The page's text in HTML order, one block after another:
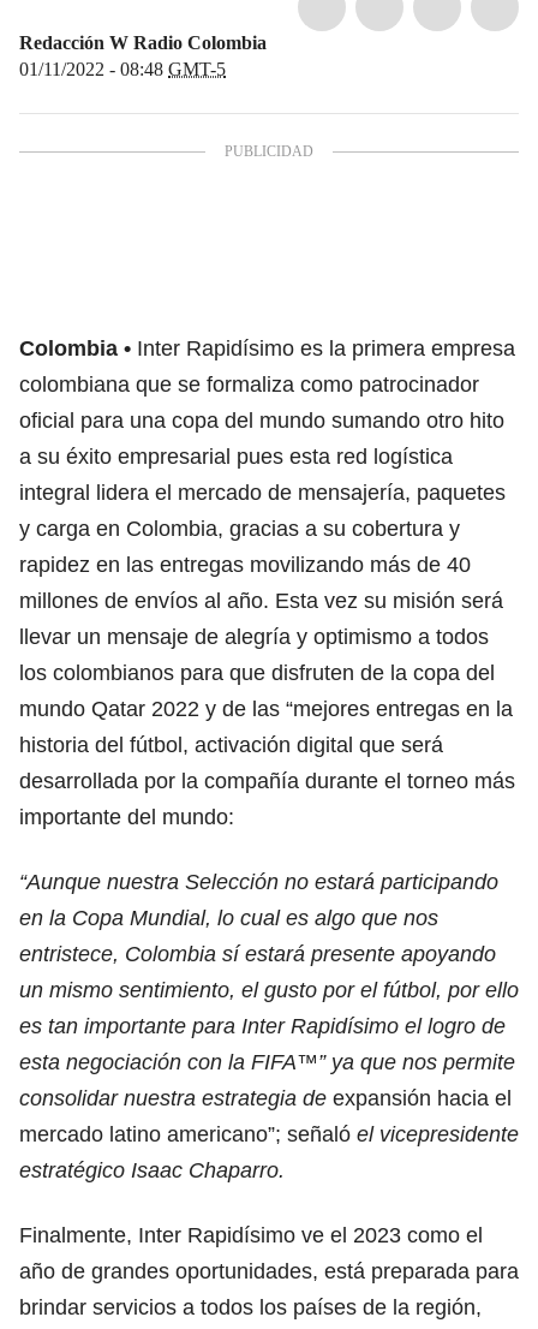
Redacción W Radio Colombia
01/11/2022 - 08:48 GMT-5
Colombia
Inter Rapidísimo es la primera empresa
colombiana que se formaliza como patrocinador
oficial para una copa del mundo sumando otro hito
a su éxito empresarial pues esta red logística
integral lidera el mercado de mensajería, paquetes
y carga en Colombia, gracias a su cobertura y
rapidez en las entregas movilizando más de 40
millones de envíos al año. Esta vez su misión será
llevar un mensaje de alegría y optimismo a todos
los colombianos para que disfruten de la copa del
mundo Qatar 2022 y de las “mejores entregas en la
historia del fútbol, activación digital que será
desarrollada por la compañía durante el torneo más
importante del mundo:
“Aunque nuestra Selección no estará participando
en la Copa Mundial, lo cual es algo que nos
entristece, Colombia sí estará presente apoyando
un mismo sentimiento, el gusto por el fútbol, por ello
es tan importante para Inter Rapidísimo el logro de
esta negociación con la FIFA™” ya que nos permite
consolidar nuestra estrategia de expansión hacia el
mercado latino americano”; señaló el vicepresidente
estratégico Isaac Chaparro.
Finalmente, Inter Rapidísimo ve el 2023 como el
año de grandes oportunidades, está preparada para
brindar servicios a todos los países de la región,